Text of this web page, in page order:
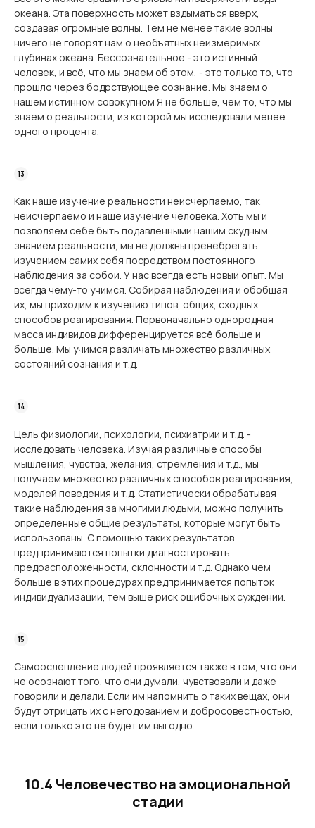
океана. Эта поверхность может вздыматься вверх,
создавая огромные волны. Тем не менее такие волны
ничего не говорят нам о необъятных неизмеримых
глубинах океана. Бессознательное - это истинный
человек, и всё, что мы знаем об этом, - это только то, что
прошло через бодрствующее сознание. Мы знаем о
нашем истинном совокупном Я не больше, чем то, что мы
знаем о реальности, из которой мы исследовали менее
одного процента.
Как наше изучение реальности неисчерпаемо, так
неисчерпаемо и наше изучение человека. Хоть мы и
позволяем себе быть подавленными нашим скудным
знанием реальности, мы не должны пренебрегать
изучением самих себя посредством постоянного
наблюдения за собой. У нас всегда есть новый опыт. Мы
всегда чему-то учимся. Собирая наблюдения и обобщая
их, мы приходим к изучению типов, общих, сходных
способов реагирования. Первоначально однородная
масса индивидов дифференцируется всё больше и
больше. Мы учимся различать множество различных
состояний сознания и т.д.
Цель физиологии, психологии, психиатрии и т.д. -
исследовать человека. Изучая различные способы
мышления, чувства, желания, стремления и т.д., мы
получаем множество различных способов реагирования,
моделей поведения и т.д. Статистически обрабатывая
такие наблюдения за многими людьми, можно получить
определенные общие результаты, которые могут быть
использованы. С помощью таких результатов
предпринимаются попытки диагностировать
предрасположенности, склонности и т.д. Однако чем
больше в этих процедурах предпринимается попыток
индивидуализации, тем выше риск ошибочных суждений.
Самоослепление людей проявляется также в том, что они
не осознают того, что они думали, чувствовали и даже
говорили и делали. Если им напомнить о таких вещах, они
будут отрицать их с негодованием и добросовестностью,
если только это не будет им выгодно.
10.4 Человечество на эмоциональной
стадии